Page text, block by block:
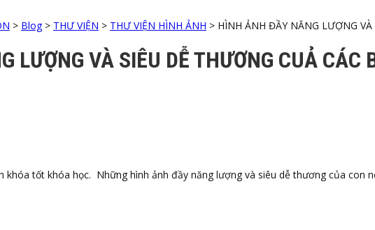
> Blog> THƯ VIỆN > THƯ VIỆN HÌNH ẢNH > HÌNH ẢNH ĐẦY NĂNG LƯỢNG
LƯỢNG VÀ SIÊU DỄ THƯƠNG CUẢ
khóa tốt khóa học. Những hình ảnh đầy năng lượng và siêu dễ thương của con